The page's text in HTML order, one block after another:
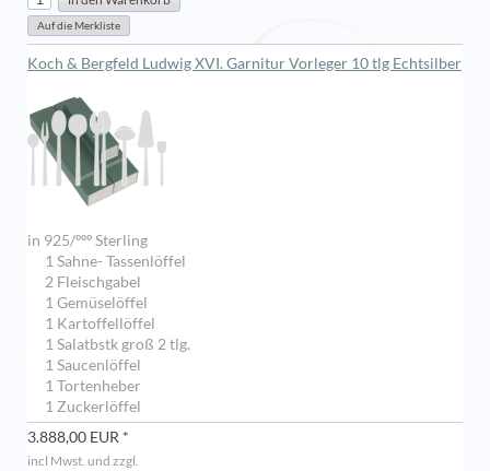
Koch & Bergfeld Ludwig XVI. Garnitur Vorleger 10 tlg Echtsilber
in 925/ººº Sterling
1 Sahne- Tassenlöffel
2 Fleischgabel
1 Gemüselöffel
1 Kartoffellöffel
1 Salatbstk groß 2 tlg.
1 Saucenlöffel
1 Tortenheber
1 Zuckerlöffel
3.888,00 EUR *
incl Mwst. und zzgl.